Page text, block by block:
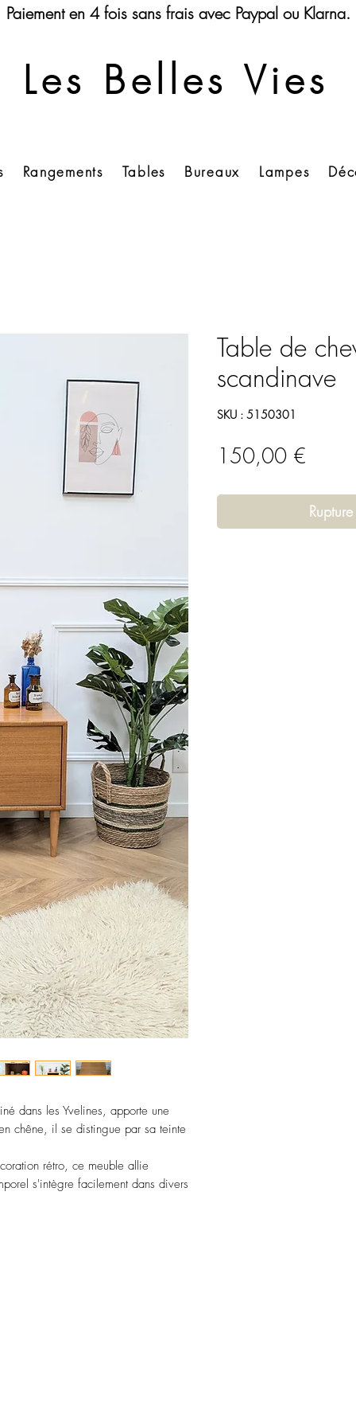
Paiement en 4 fois sans frais avec Paypal ou Klarna.
Les Belles Vies
Rangements Tables Bureaux Lampes
dans les Yvelines, apporte une
chêne, il se distingue par sa teinte
rétro, ce meuble allie
s'intègre facilement dans divers
Table de
scandinave
SKU : 5150301
150,00 €